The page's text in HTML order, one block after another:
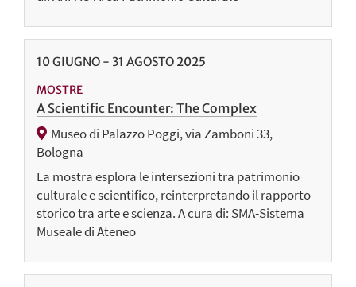
10GIUGNO - 31 AGOSTO 2025
MOSTRE
A Scientific Encounter: The Complex
Museo di Palazzo Poggi, via Zamboni 33,
Bologna
La mostra esplora le intersezioni tra patrimonio
culturale e scientifico, reinterpretando il rapporto
storico tra arte e scienza. A cura di: SMA-Sistema
Museale di Ateneo